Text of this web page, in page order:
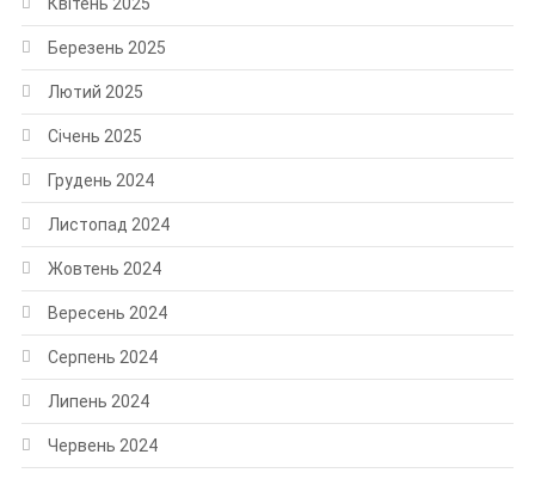
Березень 2025
Лютий 2025
Січень 2025
Грудень 2024
Листопад 2024
Жовтень 2024
Вересень 2024
Серпень 2024
Липень 2024
Червень 2024